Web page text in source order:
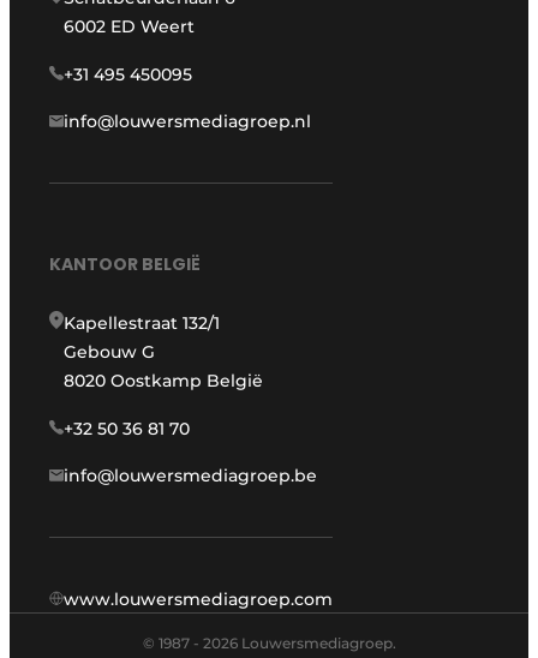
6002 ED Weert
+31 495 450095
info@louwersmediagroep.nl
KANTOOR BELGIË
Kapellestraat 132/1
Gebouw G
8020 Oostkamp België
+32 50 36 81 70
info@louwersmediagroep.be
www.louwersmediagroep.com
© 1987 - 2026 Louwersmediagroep.